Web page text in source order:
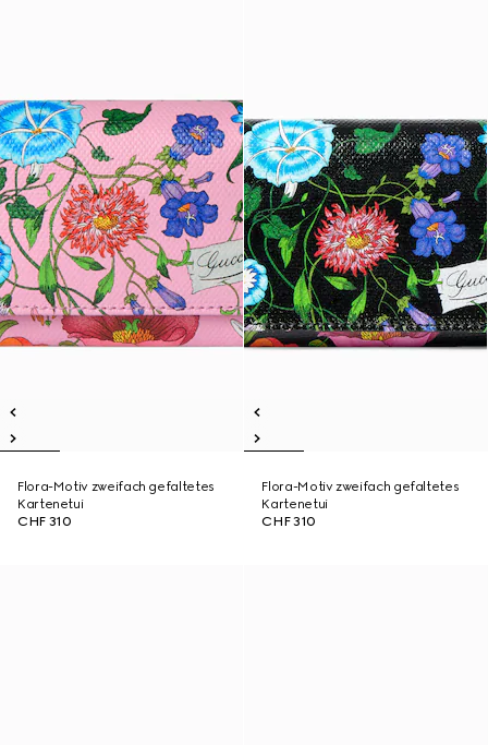
Flora-Motiv zweifach gefaltetes
Kartenetui
CHF 310
Flora-Motiv zweifach gefaltetes
Kartenetui
CHF 310